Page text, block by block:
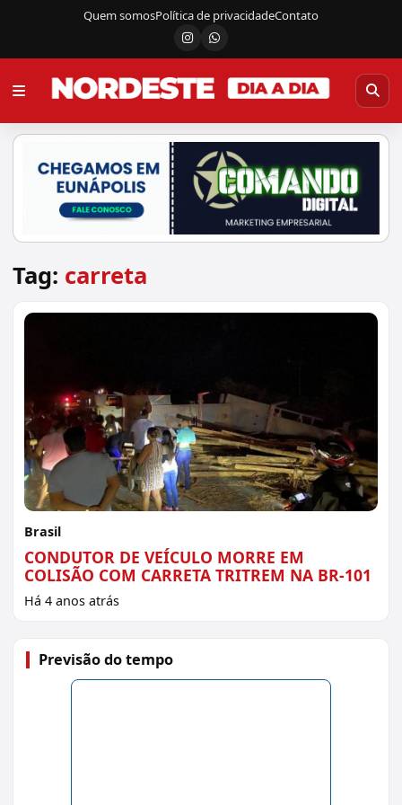
Quem somosPolítica de privacidadeContato
InstagramCanal do WhatsApp
Tag: carreta
Brasil
CONDUTOR DE VEÍCULO MORRE EM
COLISÃO COM CARRETA TRITREM NA BR-101
Há 4 anos atrás
Previsão do tempo